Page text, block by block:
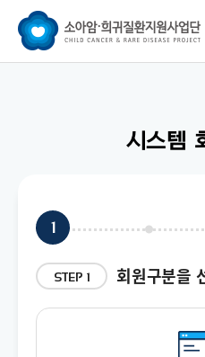
시스템
1
STEP 1 회원구분을